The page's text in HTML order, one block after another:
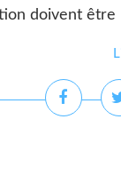
doivent être